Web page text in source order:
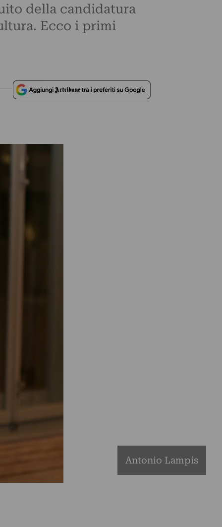
della candidatura
Ecco i primi
Antonio Lampis